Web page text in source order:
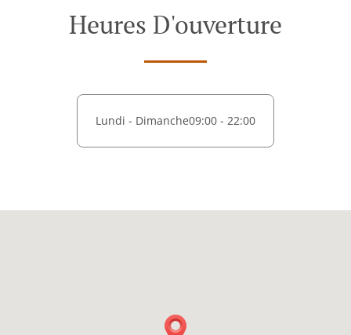
Heures D'ouverture
Lundi - Dimanche09:00 - 22:00